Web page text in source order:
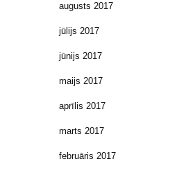
augusts 2017
jūlijs 2017
jūnijs 2017
maijs 2017
aprīlis 2017
marts 2017
februāris 2017